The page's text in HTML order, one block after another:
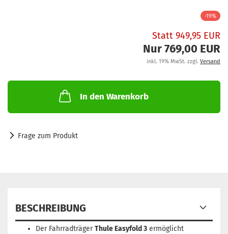
-19%
Statt 949,95 EUR
Nur 769,00 EUR
inkl. 19% MwSt. zzgl. Versand
In den Warenkorb
Frage zum Produkt
BESCHREIBUNG
Der FahrradträgerThule Easyfold 3 ermöglicht